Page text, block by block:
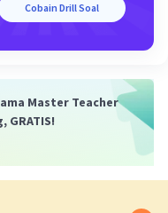
Cobain Drill Soal
Master Teacher
GRATIS!